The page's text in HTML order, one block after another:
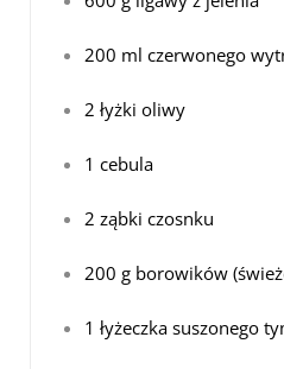
200 ml czerwonego
2 łyżki oliwy
1 cebula
2 ząbki czosnku
200 g borowików
1 łyżeczka suszonego